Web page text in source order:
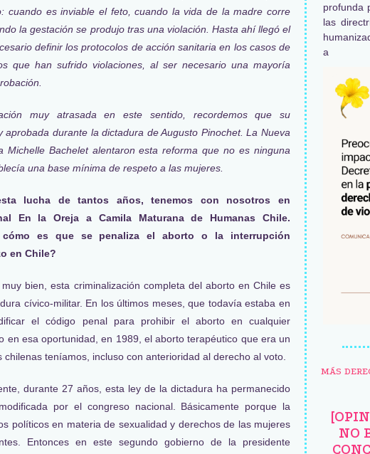
cuando es inviable el feto, cuando la vida de la madre corre
la gestación se produjo tras una violación. Hasta ahí llegó el
definir los protocolos de acción sanitaria en los casos de
que han sufrido violaciones, al ser necesario una mayoría
muy atrasada en este sentido, recordemos que su
aprobada durante la dictadura de Augusto Pinochet. La Nueva
Michelle Bachelet alentaron esta reforma que no es ninguna
una base mínima de respeto a las mujeres.
lucha de tantos años, tenemos con nosotros en
En la Oreja a Camila Maturana de Humanas Chile.
cómo es que se penaliza el aborto o la interrupción
en Chile?
bien, esta criminalización completa del aborto en Chile es
cívico-militar. En los últimos meses, que todavía estaba en
el código penal para prohibir el aborto en cualquier
en esa oportunidad, en 1989, el aborto terapéutico que era un
teníamos, incluso con anterioridad al derecho al voto.
durante 27 años, esta ley de la dictadura ha permanecido
por el congreso nacional. Básicamente porque la
políticos en materia de sexualidad y derechos de las mujeres
Entonces en este segundo gobierno de la presidente
profunda
las
a
MÁS
NO